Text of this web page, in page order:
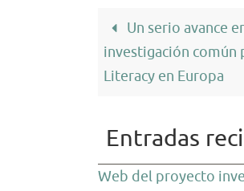
Un serio avance
investigación común
Literacy en Europa
Entradas
Web del proyecto